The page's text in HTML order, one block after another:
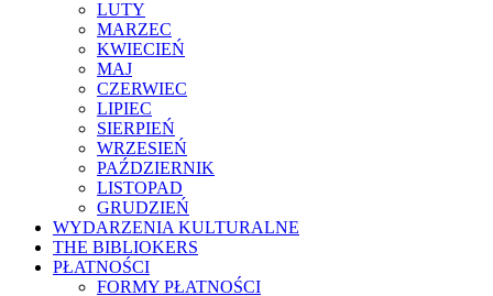
LUTY
MARZEC
KWIECIEŃ
MAJ
CZERWIEC
LIPIEC
SIERPIEŃ
WRZESIEŃ
PAŹDZIERNIK
LISTOPAD
GRUDZIEŃ
WYDARZENIA KULTURALNE
THE BIBLIOKERS
PŁATNOŚCI
FORMY PŁATNOŚCI